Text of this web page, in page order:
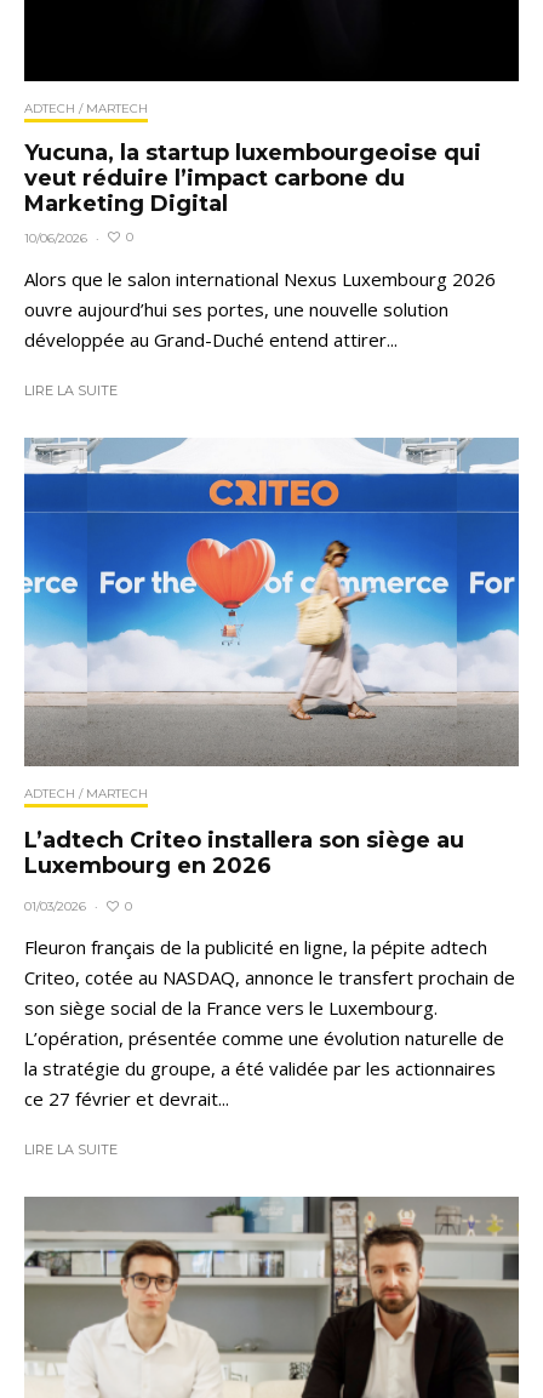
ADTECH / MARTECH
Yucuna, la startup luxembourgeoise qui
veut réduire l’impact carbone du
Marketing Digital
10/06/2026 · 0
Alors que le salon international Nexus Luxembourg 2026
ouvre aujourd’hui ses portes, une nouvelle solution
développée au Grand-Duché entend attirer...
LIRE LA SUITE
ADTECH / MARTECH
L’adtech Criteo installera son siège au
Luxembourg en 2026
01/03/2026 · 0
Fleuron français de la publicité en ligne, la pépite adtech
Criteo, cotée au NASDAQ, annonce le transfert prochain de
son siège social de la France vers le Luxembourg.
L’opération, présentée comme une évolution naturelle de
la stratégie du groupe, a été validée par les actionnaires
ce 27 février et devrait...
LIRE LA SUITE